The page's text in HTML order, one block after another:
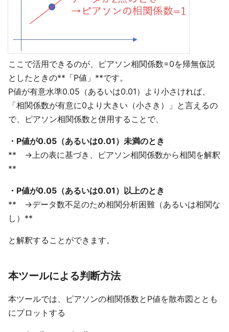
ここで活用できるのが、ピアソン相関係数=0を帰無仮説
としたときの**「P値」**です。
P値が有意水準0.05（あるいは0.01）より小さければ、
「相関係数が有意に0より大きい（小さき）」と言えるの
で、ピアソン相関係数と併用することで、
・P値が0.05（あるいは0.01）未満のとき
** →上の表に基づき、ピアソン相関係数から相関を解釈
**
・P値が0.05（あるいは0.01）以上のとき
** →データ数不足のため相関分析困難（あるいは相関な
し）**
と解釈することができます。
本ツールによる判断方法
本ツールでは、ピアソンの相関係数とP値を散布図ととも
にプロットする